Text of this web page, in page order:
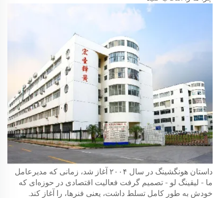
داستان هونگشینگ در سال ۲۰۰۴ آغاز شد، زمانی که مدیرعامل
ما - لیقینگ لو - تصمیم گرفت فعالیت اقتصادی در حوزه‌ای که
خودش به طور کامل تسلط داشت، یعنی فنرها، را آغاز کند.